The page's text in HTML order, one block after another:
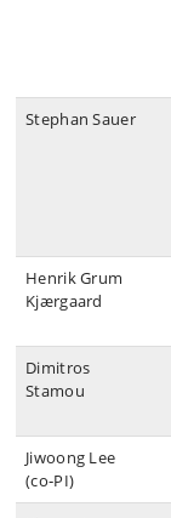
Stephan Sauer
Henrik Grum
Kjærgaard
Dimitros
Stamou
Jiwoong Lee
(co‑PI)